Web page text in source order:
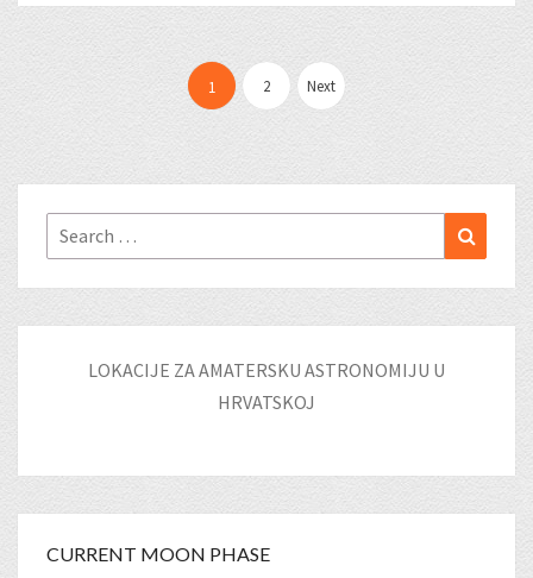
Posts
pagination
1 2 Next
Search
for:
LOKACIJE ZA AMATERSKU ASTRONOMIJU U
HRVATSKOJ
CURRENT MOON PHASE